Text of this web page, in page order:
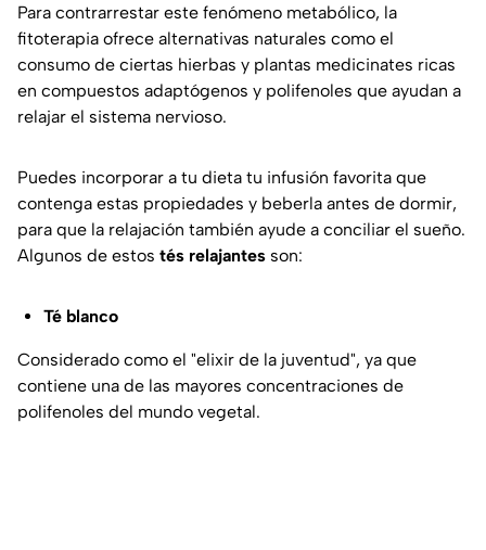
Para contrarrestar este fenómeno metabólico, la
fitoterapia ofrece alternativas naturales como el
consumo de ciertas hierbas y plantas medicinates ricas
en compuestos adaptógenos y polifenoles que ayudan a
relajar el sistema nervioso.
Puedes incorporar a tu dieta tu infusión favorita que
contenga estas propiedades y beberla antes de dormir,
para que la relajación también ayude a conciliar el sueño.
Algunos de estos tés relajantes son:
Té blanco
Considerado como el "elixir de la juventud", ya que
contiene una de las mayores concentraciones de
polifenoles del mundo vegetal.